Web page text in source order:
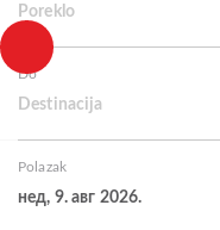
Poreklo
Do
Destinacija
Polazak
нед, 9. авг 2026.